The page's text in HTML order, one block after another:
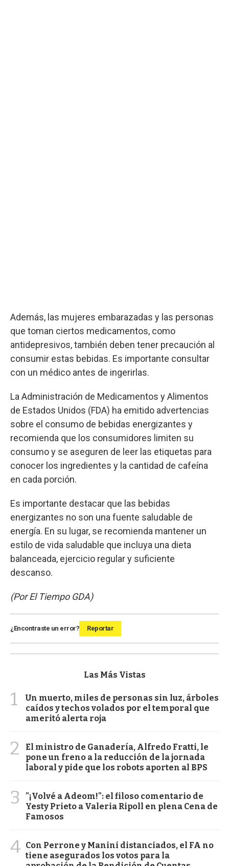
Además, las mujeres embarazadas y las personas
que toman ciertos medicamentos, como
antidepresivos, también deben tener precaución al
consumir estas bebidas. Es importante consultar
con un médico antes de ingerirlas.
La Administración de Medicamentos y Alimentos
de Estados Unidos (FDA) ha emitido advertencias
sobre el consumo de bebidas energizantes y
recomienda que los consumidores limiten su
consumo y se aseguren de leer las etiquetas para
conocer los ingredientes y la cantidad de cafeína
en cada porción.
Es importante destacar que las bebidas
energizantes no son una fuente saludable de
energía. En su lugar, se recomienda mantener un
estilo de vida saludable que incluya una dieta
balanceada, ejercicio regular y suficiente
descanso.
(Por El Tiempo GDA)
¿Encontraste un error? Reportar
Las Más Vistas
1
Un muerto, miles de personas sin luz, árboles
caídos y techos volados por el temporal que
ameritó alerta roja
2
El ministro de Ganadería, Alfredo Fratti, le
pone un freno a la reducción de la jornada
laboral y pide que los robots aporten al BPS
3
"¡Volvé a Adeom!": el filoso comentario de
Yesty Prieto a Valeria Ripoll en plena Cena de
Famosos
4 Con Perrone y Manini distanciados, el FA no
tiene asegurados los votos para la